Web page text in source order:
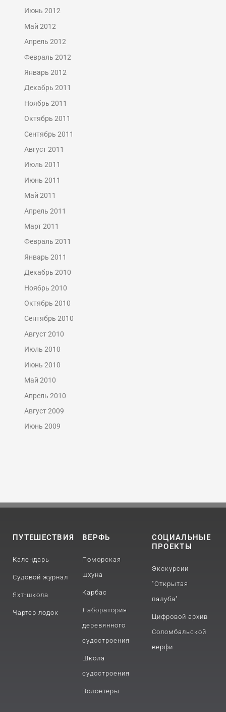
Июнь 2012
Май 2012
Апрель 2012
Февраль 2012
Январь 2012
Декабрь 2011
Ноябрь 2011
Октябрь 2011
Сентябрь 2011
Август 2011
Июль 2011
Июнь 2011
Май 2011
Апрель 2011
Март 2011
Февраль 2011
Январь 2011
Декабрь 2010
Ноябрь 2010
Октябрь 2010
Сентябрь 2010
Август 2010
Июль 2010
Июнь 2010
Май 2010
Апрель 2010
Август 2009
Июнь 2009
ПУТЕШЕСТВИЯ
Календарь
Судовой журнал
Яхт-школа
Чартер лодок
ВЕРФЬ
Поморская
шхуна
Карбас
Лаборатория
деревянного
судостроения
Школа
судостроения
Волонтеры
СОЦИАЛЬНЫЕ
ПРОЕКТЫ
Экскурсии
"Открытая
палуба"
Цифровой архив
Соломбальской
верфи